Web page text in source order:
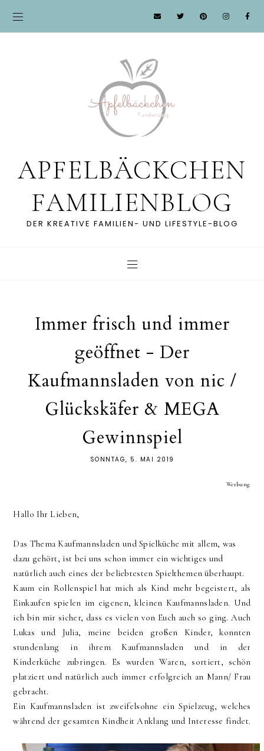
APFELBÄCKCHEN
FAMILIENBLOG
DER KREATIVE FAMILIEN- UND LIFESTYLE-BLOG
Immer frisch und immer
geöffnet - Der
Kaufmannsladen von nic /
Glückskäfer & MEGA
Gewinnspiel
SONNTAG, 5. MAI 2019
Werbung
Hallo Ihr Lieben,
Das Thema Kaufmannsladen und Spielküche mit allem, was
dazu gehört, ist bei uns schon immer ein wichtiges und
natürlich auch eines der beliebtesten Spielthemen überhaupt.
Kaum ein Rollenspiel hat mich als Kind mehr begeistert, als
Einkaufen spielen im eigenen, kleinen Kaufmannsladen. Und
ich bin mir sicher, dass es vielen von Euch auch so ging. Auch
Lukas und Julia, meine beiden großen Kinder, konnten
stundenlang in ihrem Kaufmannsladen und in der
Kinderküche zubringen. Es wurden Waren, sortiert, schön
platziert und natürlich auch immer erfolgreich an Mann/ Frau
gebracht.
Ein Kaufmannsladen ist zweifelsohne ein Spielzeug, welches
während der gesamten Kindheit Anklang und Interesse findet.